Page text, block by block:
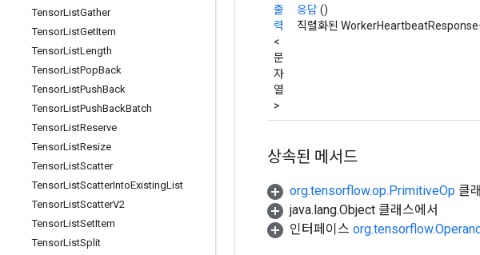
TensorListGather
TensorListGetItem
TensorListLength
TensorListPopBack
TensorListPushBack
TensorListPushBackBatch
TensorListReserve
TensorListResize
TensorListScatter
TensorListScatterIntoExistingList
TensorListScatterV2
TensorListSetItem
TensorListSplit
출
력
<
문
자
열
>
응답 ()
직렬화된 WorkerHeartbeatResponse
상속된 메서드
org.tensorflow.op.PrimitiveOp 클
java.lang.Object 클래스에서
인터페이스